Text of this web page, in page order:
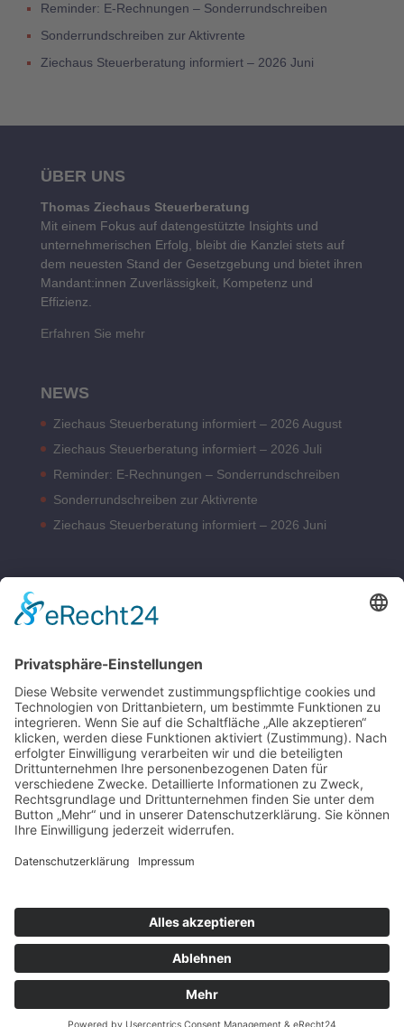
Reminder: E-Rechnungen – Sonderrundschreiben
Sonderrundschreiben zur Aktivrente
Ziechaus Steuerberatung informiert – 2026 Juni
ÜBER UNS
Thomas Ziechaus Steuerberatung
Mit einem Fokus auf datengestützte Insights und
unternehmerischen Erfolg, bleibt die Kanzlei stets auf
dem neuesten Stand der Gesetzgebung und bietet ihren
Mandant:innen Zuverlässigkeit, Kompetenz und
Effizienz.
Erfahren Sie mehr
NEWS
Ziechaus Steuerberatung informiert – 2026 August
Ziechaus Steuerberatung informiert – 2026 Juli
Reminder: E-Rechnungen – Sonderrundschreiben
Sonderrundschreiben zur Aktivrente
Ziechaus Steuerberatung informiert – 2026 Juni
Montag – Donnerstag 08:00 – 17:00 Uhr
Samstag nach Vereinbarung
Parkplätze sind hinter dem Bürohaus vorhanden.
SONSTIGE
Kontakt
Schlagworte-Übersicht
Impressum
Datenschutz
Copyright © 2023-2026 Ziechaus Steuerberatung -
Thomas Ziechaus. Alle Rechte vorbehalten.